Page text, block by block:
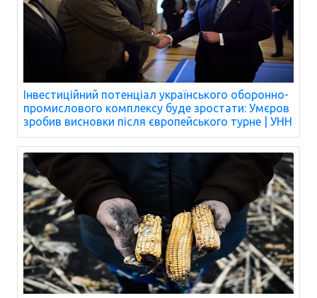
Інвестиційний потенціал українського оборонно-
промислового комплексу буде зростати: Умєров
зробив висновки після європейського турне | УНН